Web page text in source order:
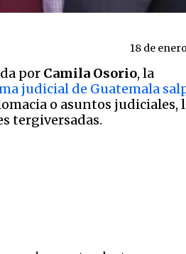
18 de
por Camila Osorio, la
judicial de Guatemala
o asuntos judiciales,
tergiversadas.